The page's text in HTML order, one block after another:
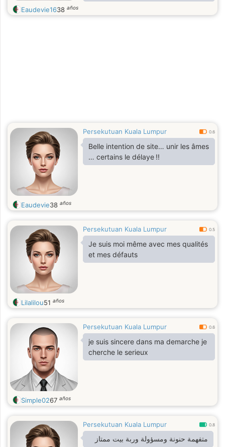
directement au but.
Eaudevie1638 años
Persekutuan Kuala Lumpur 0.6
Belle intention de site… unir les âmes
… certains le délaye !!
Eaudevie38 años
Persekutuan Kuala Lumpur 0.5
Je suis moi même avec mes qualités
et mes défauts
Lilalilou51 años
Persekutuan Kuala Lumpur 0.6
je suis sincere dans ma demarche je
cherche le serieux
Simple0267 años
Persekutuan Kuala Lumpur 0.8
متفهمة حنونة ومسؤولة وربة بيت ممتاز